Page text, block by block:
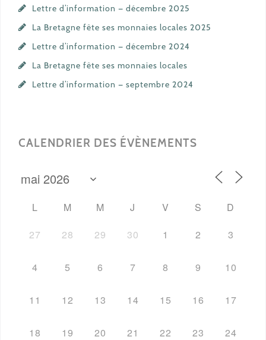
Lettre d’information — décembre 2025
La Bretagne fête ses monnaies locales 2025
Lettre d’information — décembre 2024
La Bretagne fête ses monnaies locales
Lettre d’information — septembre 2024
CALENDRIER DES ÉVÈNEMENTS
L M M J V S
D
27
28 29 30 1 2 3
4 5 6 7 8 9 10
11 12 13 14 15 16 17
18 19 20 21 22 23 24